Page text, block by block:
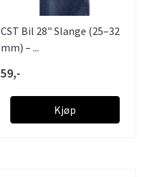
CST Bil 28" Slange (25–32
mm) – ...
59,-
Kjøp